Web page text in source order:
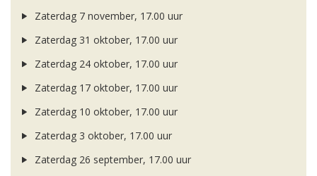
Zaterdag 7 november, 17.00 uur
Zaterdag 31 oktober, 17.00 uur
Zaterdag 24 oktober, 17.00 uur
Zaterdag 17 oktober, 17.00 uur
Zaterdag 10 oktober, 17.00 uur
Zaterdag 3 oktober, 17.00 uur
Zaterdag 26 september, 17.00 uur